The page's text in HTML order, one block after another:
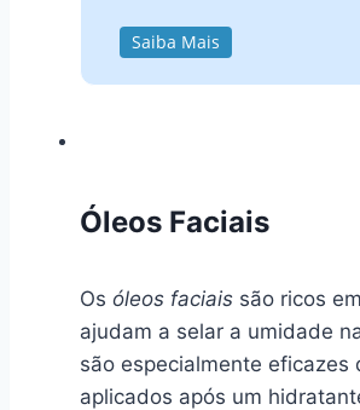
Saiba Mais
Óleos Faciais
Os óleos faciais são ricos
ajudam a selar a umidade
são especialmente eficazes
aplicados após um